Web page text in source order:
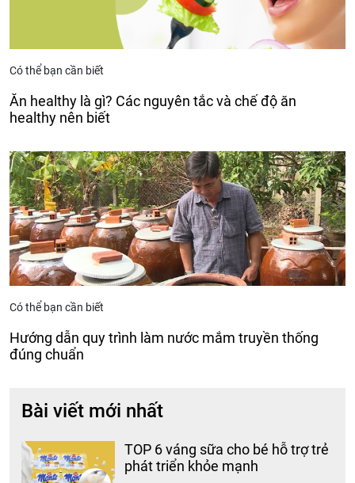
Có thể bạn cần biết
Ăn healthy là gì? Các nguyên tắc và chế độ ăn
healthy nên biết
Có thể bạn cần biết
Hướng dẫn quy trình làm nước mắm truyền thống
đúng chuẩn
Bài viết mới nhất
TOP 6 váng sữa cho bé hỗ trợ trẻ
phát triển khỏe mạnh